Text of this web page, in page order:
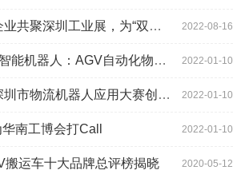
2022-08-16
圳工业展，为“双链”畅通堵点、卡点
2022-01-10
器人：AGV自动化物流设备及系统
2022-01-10
物流机器人应用大赛创新项目奖
2022-01-10
南工博会打Call
2020-05-12
搬运车十大品牌总评榜揭晓